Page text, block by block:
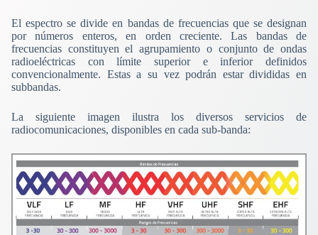
El espectro se divide en bandas de frecuencias que se designan
por números enteros, en orden creciente. Las bandas de
frecuencias constituyen el agrupamiento o conjunto de ondas
radioeléctricas con límite superior e inferior definidos
convencionalmente. Estas a su vez podrán estar divididas en
subbandas.
La siguiente imagen ilustra los diversos servicios de
radiocomunicaciones, disponibles en cada sub-banda: